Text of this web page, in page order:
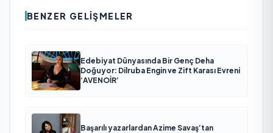
BENZER GELIŞMELER
Edebiyat Dünyasında Bir Genç Deha
Doğuyor: Dilruba Engin ve Zift Karası Evreni
‘AVENOİR’
Başarılı yazarlardan Azime Savaş’tan